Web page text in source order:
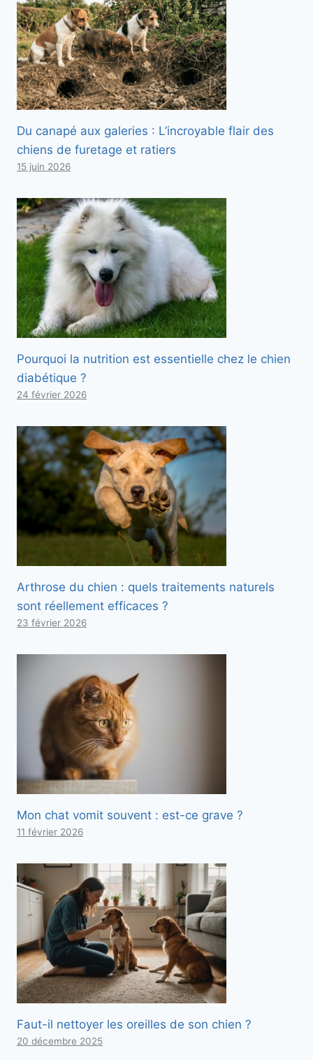
Du canapé aux galeries : L’incroyable flair des
chiens de furetage et ratiers
15 juin 2026
Pourquoi la nutrition est essentielle chez le chien
diabétique ?
24 février 2026
Arthrose du chien : quels traitements naturels
sont réellement efficaces ?
23 février 2026
Mon chat vomit souvent : est-ce grave ?
11 février 2026
Faut-il nettoyer les oreilles de son chien ?
20 décembre 2025